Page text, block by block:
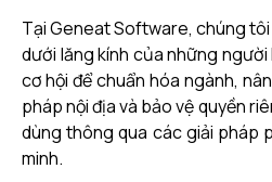
Tại Geneat Software, chúng
dưới lăng kính của những
cơ hội để chuẩn hóa ngành,
pháp nội địa và bảo vệ quyền
dùng thông qua các giải pháp
minh.